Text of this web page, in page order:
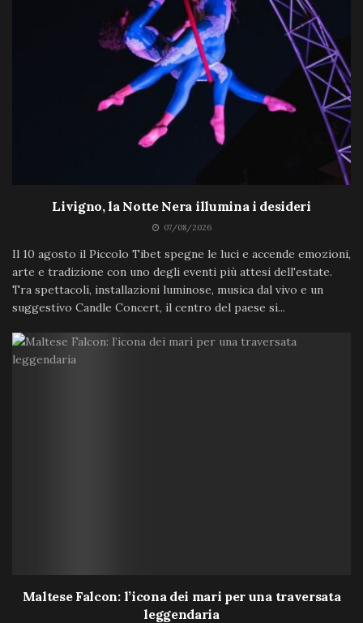
Livigno, la Notte Nera illumina i desideri
07/08/2026
Il 10 agosto il Piccolo Tibet spegne le luci e accende emozioni,
arte e tradizione con uno degli eventi più attesi dell'estate.
Tra spettacoli, installazioni luminose, musica dal vivo e un
suggestivo Candle Concert, il centro del paese si...
Maltese Falcon: l’icona dei mari per una traversata
leggendaria